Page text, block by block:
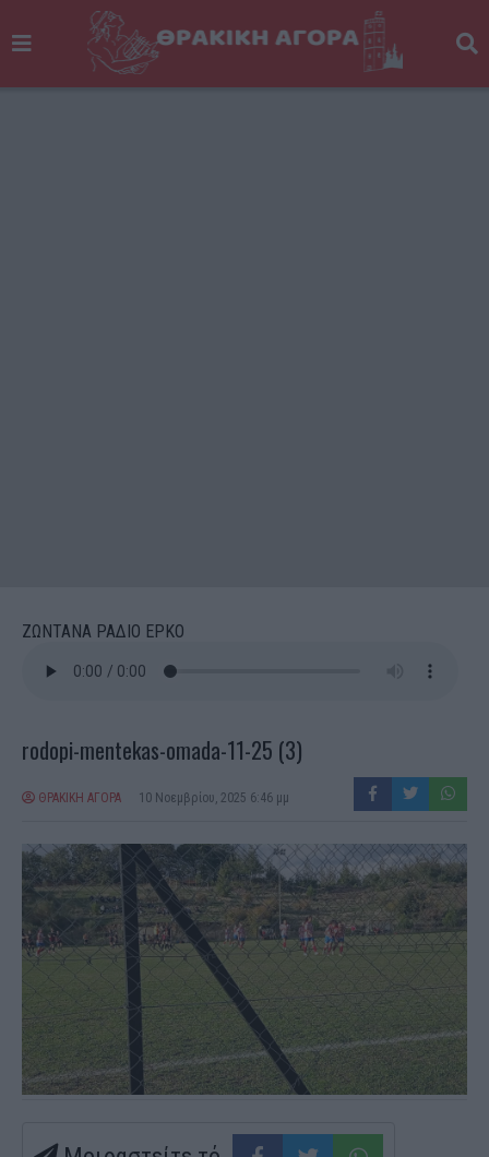
ΖΩΝΤΑΝΑ ΡΑΔΙΟ ΕΡΚΟ
rodopi-mentekas-omada-11-25 (3)
ΘΡΑΚΙΚΗ ΑΓΟΡΑ 10 Νοεμβρίου, 2025 6:46 μμ